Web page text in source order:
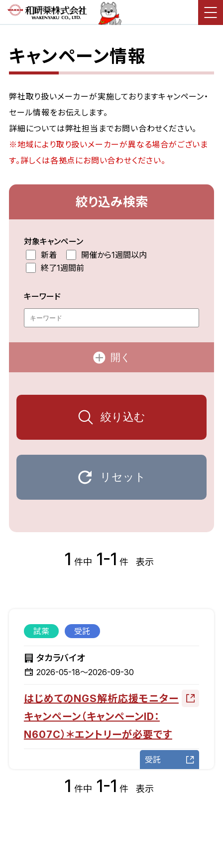
キャンペーン情報
弊社取り扱いメーカーが実施しておりますキャンペーン・
セール情報をお伝えします。
詳細については弊社担当までお問い合わせください。
※地域により取り扱いメーカーが異なる場合がございま
す。詳しくは各拠点にお問い合わせください。
絞り込み検索
対象キャンペーン
新着
開催から1週間以内
終了1週間前
キーワード
開く
絞り込む
リセット
1 件中 1-1 件 表示
試薬 受託
タカラバイオ
2026-05-18～2026-09-30
はじめてのNGS解析応援モニター
キャンペーン（キャンペーンID：
N607C）＊エントリーが必要です
受託
1 件中 1-1 件 表示